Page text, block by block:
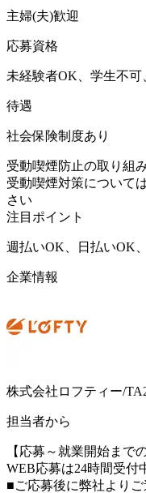
主婦(夫)歓迎
応募資格
未経験者OK、学生不可
待遇
社会保険制度あり
受動喫煙防止の取り組
受動喫煙対策について
さい
注目ポイント
週払いOK、日払いOK
企業情報
株式会社ロフティー/
担当者から
【応募～就業開始まで
WEB応募は24時間受
■ご応募後に弊社より